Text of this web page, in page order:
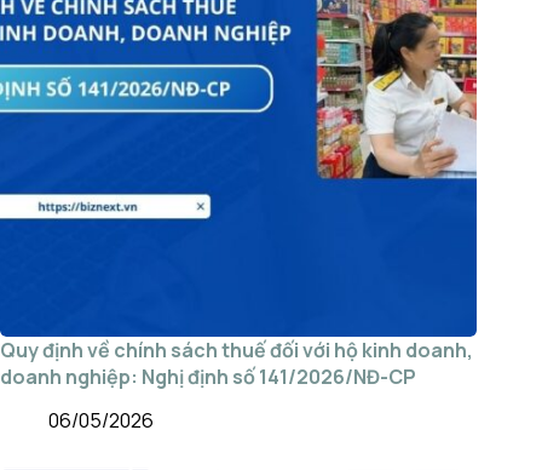
Quy định về chính sách thuế đối với hộ kinh doanh,
doanh nghiệp: Nghị định số 141/2026/NĐ-CP
06/05/2026